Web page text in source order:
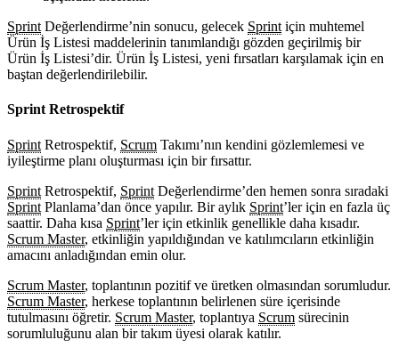
Sprint Değerlendirme’nin sonucu, gelecek Sprint için muhtemel
Ürün İş Listesi maddelerinin tanımlandığı gözden geçirilmiş bir
Ürün İş Listesi’dir. Ürün İş Listesi, yeni fırsatları karşılamak için en
baştan değerlendirilebilir.
Sprint Retrospektif
Sprint Retrospektif, Scrum Takımı’nın kendini gözlemlemesi ve
iyileştirme planı oluşturması için bir fırsattır.
Sprint Retrospektif, Sprint Değerlendirme’den hemen sonra sıradaki
Sprint Planlama’dan önce yapılır. Bir aylık Sprint’ler için en fazla üç
saattir. Daha kısa Sprint’ler için etkinlik genellikle daha kısadır.
Scrum Master, etkinliğin yapıldığından ve katılımcıların etkinliğin
amacını anladığından emin olur.
Scrum Master, toplantının pozitif ve üretken olmasından sorumludur.
Scrum Master, herkese toplantının belirlenen süre içerisinde
tutulmasını öğretir. Scrum Master, toplantıya Scrum sürecinin
sorumluluğunu alan bir takım üyesi olarak katılır.